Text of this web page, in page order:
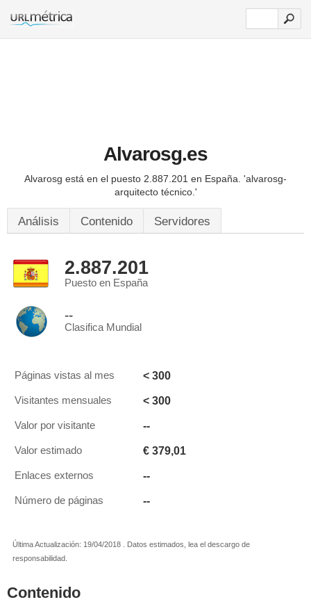
Alvarosg.es
Alvarosg está en el puesto 2.887.201 en España. 'alvarosg-
arquitecto técnico.'
Análisis Contenido Servidores
2.887.201
Puesto en España
--
Clasifica Mundial
Páginas vistas al mes < 300
Visitantes mensuales < 300
Valor por visitante --
Valor estimado € 379,01
Enlaces externos --
Número de páginas --
Última Actualización: 19/04/2018 . Datos estimados, lea el descargo de
responsabilidad.
Contenido